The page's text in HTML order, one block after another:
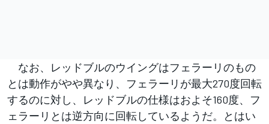
なお、レッドブルのウイングはフェラーリのもの
とは動作がやや異なり、フェラーリが最大270度回転
するのに対し、レッドブルの仕様はおよそ160度、フ
ェラーリとは逆方向に回転しているようだ。とはい